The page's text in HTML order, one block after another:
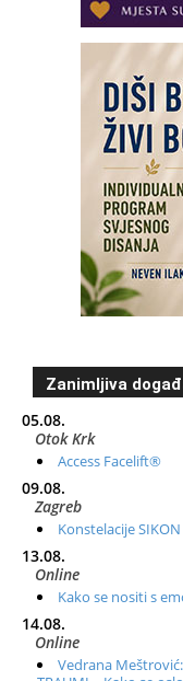
Zanimljiva
05.08.
Otok Krk
Access Facelift®
09.08.
Zagreb
Konstelacije
13.08.
Online
Kako se nositi s
14.08.
Online
Vedrana Meštrović: